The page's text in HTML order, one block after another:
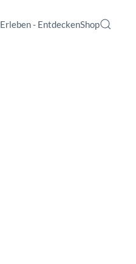
Erleben - EntdeckenShop